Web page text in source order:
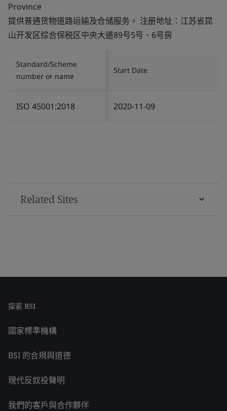
Province
提供普通货物道路运输及仓储服务。 注册地址：江苏省昆
山开发区综合保税区中央大道89号5号、6号房
Standard/Scheme
number or name
Start Date
ISO 45001:2018 2020-11-09
Related Sites
探索 BSI
國家標準機構
BSI 的合規與道德
現代反奴役聲明
我們的客戶與合作夥伴